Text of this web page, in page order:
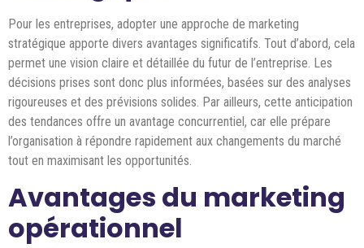
Pour les entreprises, adopter une approche de marketing
stratégique apporte divers avantages significatifs. Tout d’abord, cela
permet une vision claire et détaillée du futur de l’entreprise. Les
décisions prises sont donc plus informées, basées sur des analyses
rigoureuses et des prévisions solides. Par ailleurs, cette anticipation
des tendances offre un avantage concurrentiel, car elle prépare
l’organisation à répondre rapidement aux changements du marché
tout en maximisant les opportunités.
Avantages du marketing
opérationnel